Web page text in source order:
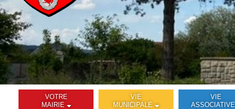
VOTRE
MAIRIE
VIE
MUNICIPALE
VIE
ASSOCIATIVE